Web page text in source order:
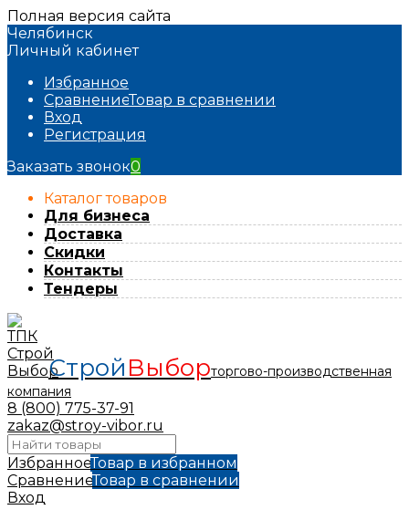
Полная версия сайта
Челябинск
Личный кабинет
Избранное
СравнениеТовар в сравнении
Вход
Регистрация
Заказать звонок0
Каталог товаров
Для бизнеса
Доставка
Скидки
Контакты
Тендеры
СтройВыборторгово-производственная
компания
8 (800) 775-37-91
zakaz@stroy-vibor.ru
ИзбранноеТовар в избранном
СравнениеТовар в сравнении
Вход